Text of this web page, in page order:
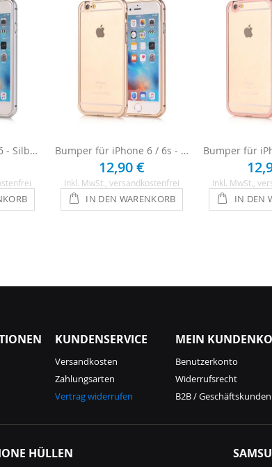
Bumper für iPhone 6 - Silber / Transparent Bumper für iPhone 6 / 6s - Gold / Transparent
12,90 €
Inkl. MwSt. , versandkostenfrei
IN DEN WARENKORB
Inkl. MwSt. ,
IN DEN
KUNDENSERVICE
Versandkosten
Zahlungsarten
Vertrag widerrufen
MEIN
Benutzerkonto
Widerrufsrecht
B2B / Geschäftskunden
HÜLLEN